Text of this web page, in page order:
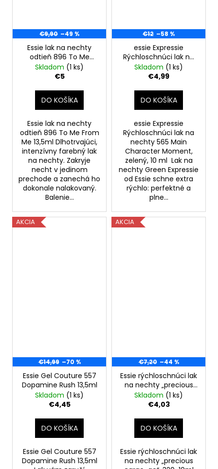
€9,90 –49 %
Essie lak na nechty
odtieň 896 To Me
From Me 13,5ml
Skladom (1 ks)
€5
DO KOŠÍKA
Essie lak na nechty
odtieň 896 To Me From
Me 13,5ml Dlhotrvajúci,
intenzívny farebný lak
na nechty. Zakryje
necht v jedinom
prechode a zanechá ho
dokonale nalakovaný.
Balenie...
€12 –58 %
essie Expressie
Rýchloschnúci lak na
nechty 565 Main
Character Moment,
Skladom (1 ks)
€4,99
DO KOŠÍKA
essie Expressie
Rýchloschnúci lak na
nechty 565 Main
Character Moment,
zelený, 10 ml Lak na
nechty Green Expressie
od Essie schne extra
rýchlo: perfektné a
plne...
AKCIA
€14,99 –70 %
Essie Gel Couture 557
Dopamine Rush 13,5ml
Skladom (1 ks)
€4,45
DO KOŠÍKA
Essie Gel Couture 557
Dopamine Rush 13,5ml
AKCIA
€7,20 –44 %
Essie rýchloschnúci lak
na nechty „precious
cargo-go“, 320-10ml
Skladom (1 ks)
€4,03
DO KOŠÍKA
Essie rýchloschnúci lak
na nechty „precious